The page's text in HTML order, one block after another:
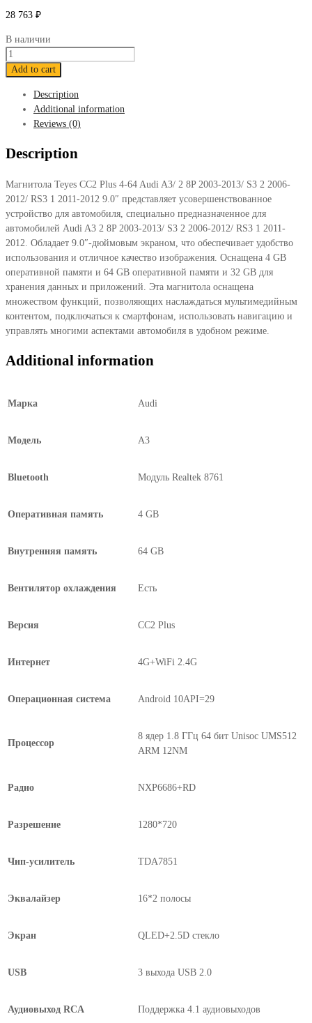
28 763 ₽
В наличии
Магнитола
Teyes
A3/
8P
2003-
2013/
S3
2
2006-
2012/
RS3
1
2011-
2012
quantity
Add to cart
Description
Additional information
Reviews (0)
Description
Магнитола Teyes CC2 Plus 4-64 Audi A3/ 2 8P 2003-2013/ S3 2 2006-
2012/ RS3 1 2011-2012 9.0″ представляет усовершенствованное
устройство для автомобиля, специально предназначенное для
автомобилей Audi A3 2 8P 2003-2013/ S3 2 2006-2012/ RS3 1 2011-
2012. Обладает 9.0″-дюймовым экраном, что обеспечивает удобство
использования и отличное качество изображения. Оснащена 4 GB
оперативной памяти и 64 GB оперативной памяти и 32 GB для
хранения данных и приложений. Эта магнитола оснащена
множеством функций, позволяющих наслаждаться мультимедийным
контентом, подключаться к смартфонам, использовать навигацию и
управлять многими аспектами автомобиля в удобном режиме.
Additional information
Марка Audi
Модель A3
Bluetooth Модуль Realtek 8761
Оперативная память 4 GB
Внутренняя память 64 GB
Вентилятор охлаждения Есть
Версия CC2 Plus
Интернет 4G+WiFi 2.4G
Операционная система Android 10API=29
Процессор
8 ядер 1.8 ГГц 64 бит Unisoc UMS512
ARM 12NM
Радио NXP6686+RD
Разрешение 1280*720
Чип-усилитель TDA7851
Эквалайзер 16*2 полосы
Экран QLED+2.5D стекло
USB 3 выхода USB 2.0
Аудиовыход RCA Поддержка 4.1 аудиовыходов